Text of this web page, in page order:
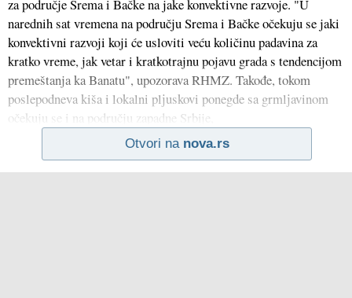
za područje Srema i Bačke na jake konvektivne razvoje. "U
narednih sat vremena na području Srema i Bačke očekuju se jaki
konvektivni razvoji koji će usloviti veću količinu padavina za
kratko vreme, jak vetar i kratkotrajnu pojavu grada s tendencijom
premeštanja ka Banatu", upozorava RHMZ. Takođe, tokom
poslepodneva kiša i lokalni plјuskovi ponegde sa grmlјavinom
očekuju se i na području zapadne Srbije,
Otvori na nova.rs